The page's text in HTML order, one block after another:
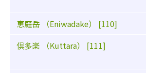
恵庭岳 （Eniwadake） [110]
倶多楽 （Kuttara） [111]